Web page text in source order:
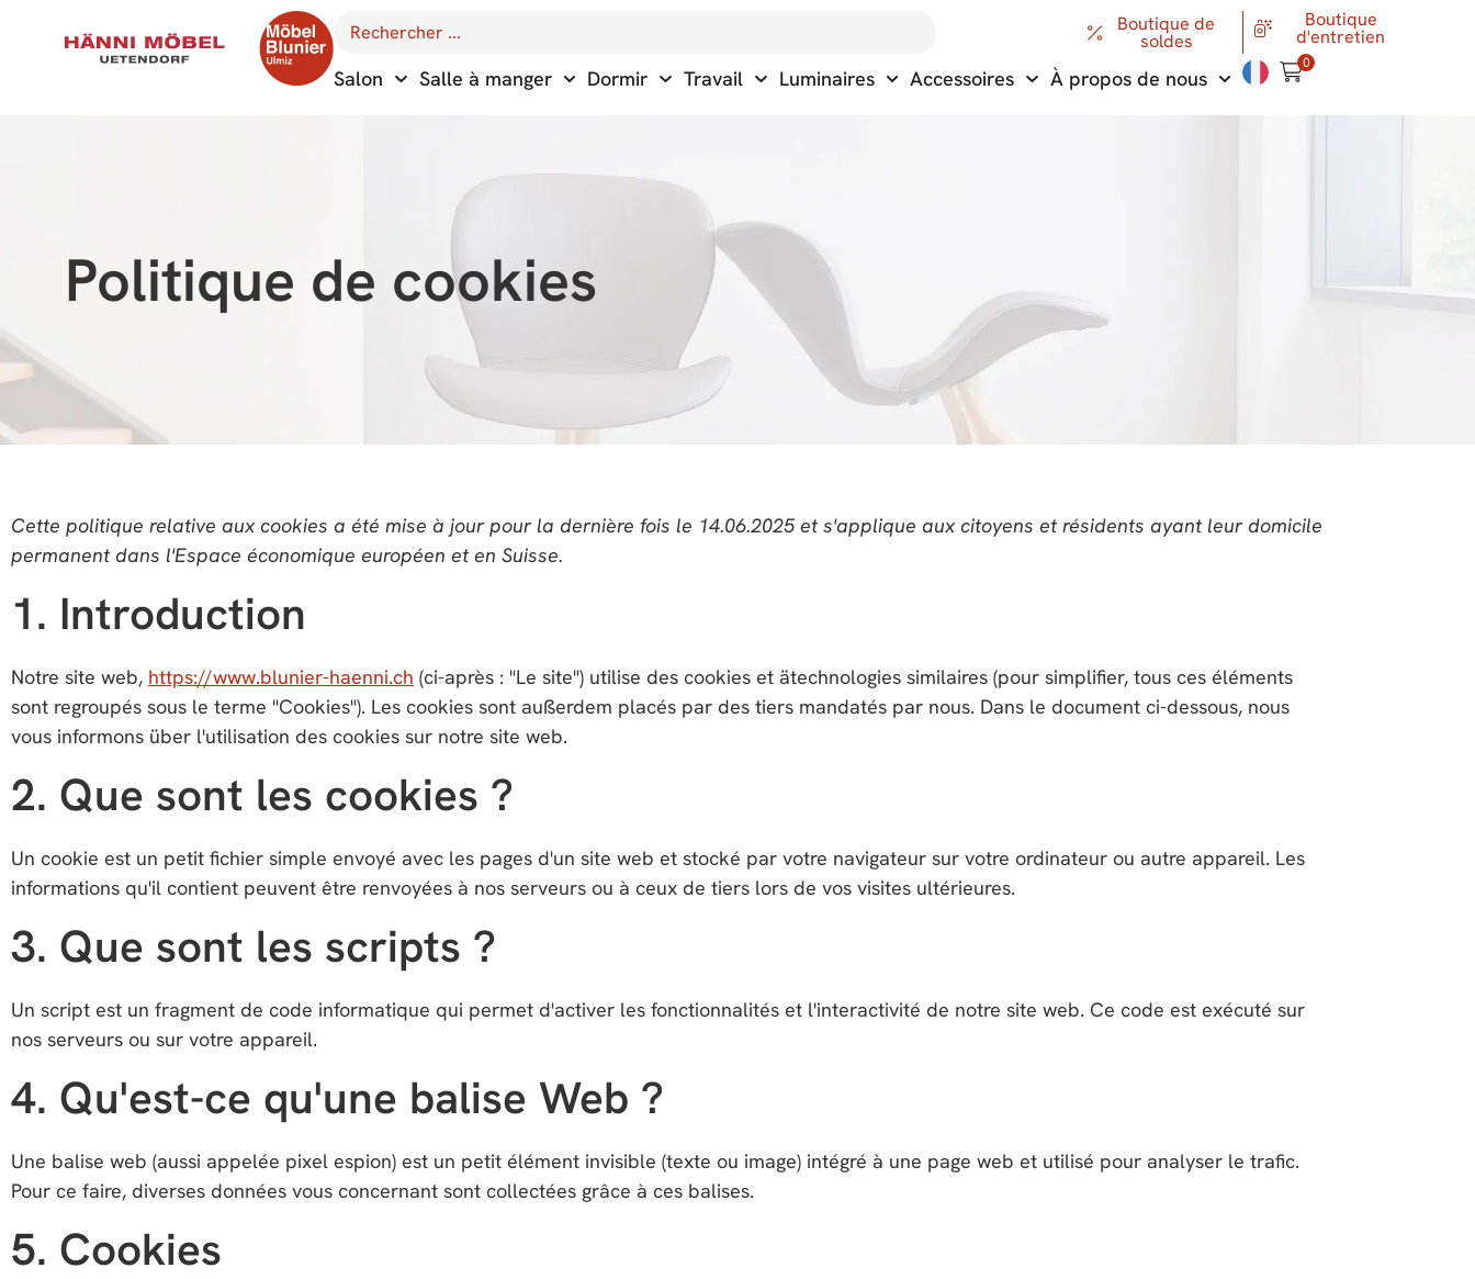
Boutique de
soldes
Boutique
d'entretien
Salon Salle à manger Dormir Travail Luminaires Accessoires À propos de nous
0
Politique de cookies
Cette politique relative aux cookies a été mise à jour pour la dernière fois le 14.06.2025 et s'applique aux citoyens et résidents ayant leur domicile
permanent dans l'Espace économique européen et en Suisse.
1. Introduction
Notre site web, https://www.blunier-haenni.ch (ci-après : "Le site") utilise des cookies et ätechnologies similaires (pour simplifier, tous ces éléments
sont regroupés sous le terme "Cookies"). Les cookies sont außerdem placés par des tiers mandatés par nous. Dans le document ci-dessous, nous
vous informons über l'utilisation des cookies sur notre site web.
2. Que sont les cookies ?
Un cookie est un petit fichier simple envoyé avec les pages d'un site web et stocké par votre navigateur sur votre ordinateur ou autre appareil. Les
informations qu'il contient peuvent être renvoyées à nos serveurs ou à ceux de tiers lors de vos visites ultérieures.
3. Que sont les scripts ?
Un script est un fragment de code informatique qui permet d'activer les fonctionnalités et l'interactivité de notre site web. Ce code est exécuté sur
nos serveurs ou sur votre appareil.
4. Qu'est-ce qu'une balise Web ?
Une balise web (aussi appelée pixel espion) est un petit élément invisible (texte ou image) intégré à une page web et utilisé pour analyser le trafic.
Pour ce faire, diverses données vous concernant sont collectées grâce à ces balises.
5. Cookies